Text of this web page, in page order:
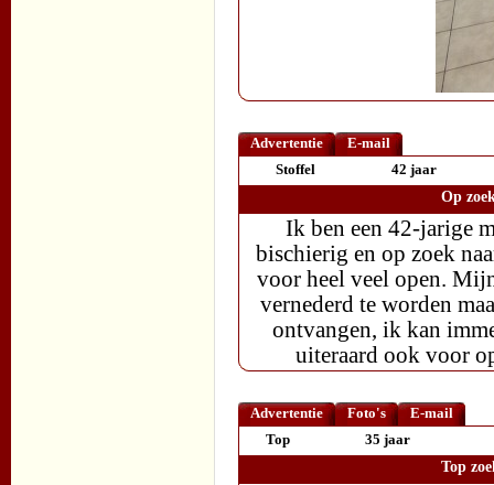
Advertentie
E-mail
Stoffel
42 jaar
Op
Ik ben een 42-jarige
bischierig en op zoek
voor heel veel open.
vernederd te worden
ontvangen, ik kan
uiteraard ook voor
Advertentie Foto's
E-mail
Top
35 jaar
Top